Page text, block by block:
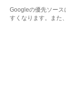
Googleの優先ソース
すくなります。また